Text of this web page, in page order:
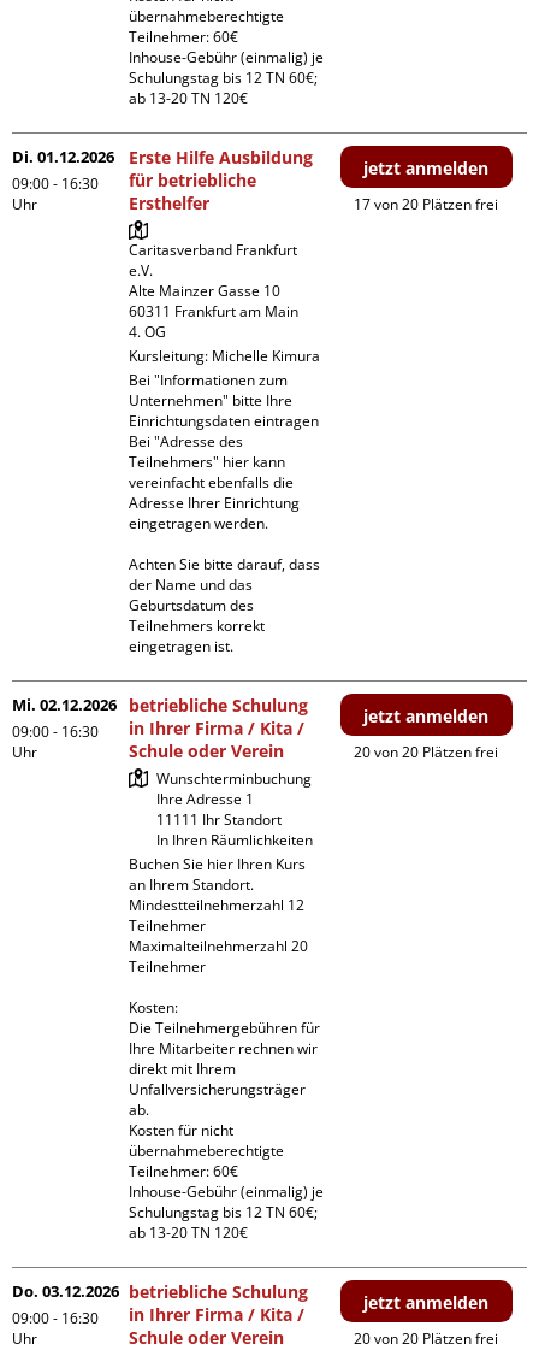
übernahmeberechtigte
Teilnehmer: 60€
Inhouse-Gebühr (einmalig) je
Schulungstag bis 12 TN 60€;
ab 13-20 TN 120€
Di. 01.12.2026
09:00 - 16:30
Uhr
Erste Hilfe Ausbildung
für betriebliche
Ersthelfer
Caritasverband Frankfurt
e.V.
Alte Mainzer Gasse 10
60311 Frankfurt am Main
4. OG
Kursleitung: Michelle Kimura
Bei "Informationen zum
Unternehmen" bitte Ihre
Einrichtungsdaten eintragen
Bei "Adresse des
Teilnehmers" hier kann
vereinfacht ebenfalls die
Adresse Ihrer Einrichtung
eingetragen werden.
Achten Sie bitte darauf, dass
der Name und das
Geburtsdatum des
Teilnehmers korrekt
eingetragen ist.
jetzt anmelden
17 von 20 Plätzen frei
Mi. 02.12.2026
09:00 - 16:30
Uhr
betriebliche Schulung
in Ihrer Firma / Kita /
Schule oder Verein
Wunschterminbuchung
Ihre Adresse 1
11111 Ihr Standort
In Ihren Räumlichkeiten
Buchen Sie hier Ihren Kurs
an Ihrem Standort.
Mindestteilnehmerzahl 12
Teilnehmer
Maximalteilnehmerzahl 20
Teilnehmer
Kosten:
Die Teilnehmergebühren für
Ihre Mitarbeiter rechnen wir
direkt mit Ihrem
Unfallversicherungsträger
ab.
Kosten für nicht
übernahmeberechtigte
Teilnehmer: 60€
Inhouse-Gebühr (einmalig) je
Schulungstag bis 12 TN 60€;
ab 13-20 TN 120€
jetzt anmelden
20 von 20 Plätzen frei
Do. 03.12.2026
09:00 - 16:30
Uhr
betriebliche Schulung
in Ihrer Firma / Kita /
Schule oder Verein
jetzt anmelden
20 von 20 Plätzen frei